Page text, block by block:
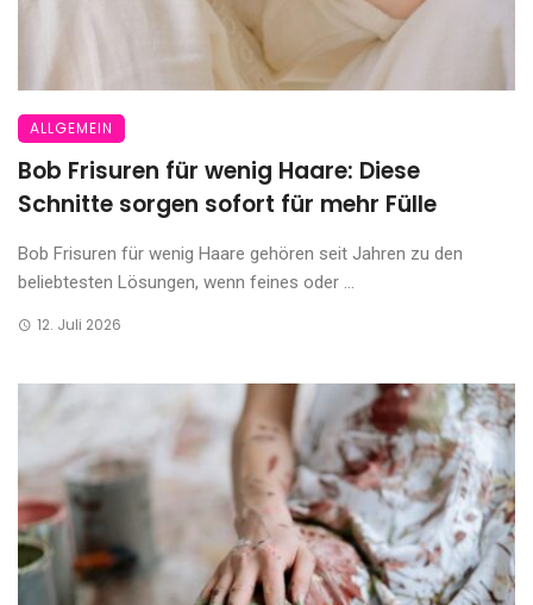
ALLGEMEIN
Bob Frisuren für wenig Haare: Diese
Schnitte sorgen sofort für mehr Fülle
Bob Frisuren für wenig Haare gehören seit Jahren zu den
beliebtesten Lösungen, wenn feines oder ...
12. Juli 2026